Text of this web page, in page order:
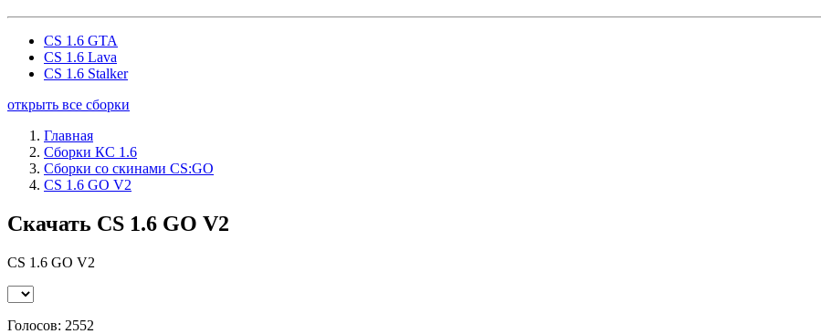
CS 1.6 GTA
CS 1.6 Lava
CS 1.6 Stalker
открыть все сборки
Главная
Сборки КС 1.6
Сборки со скинами CS:GO
CS 1.6 GO V2
Скачать CS 1.6 GO V2
CS 1.6 GO V2
Голосов: 2552